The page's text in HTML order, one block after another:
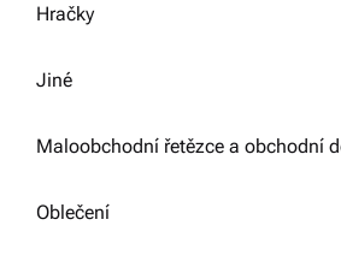
Hračky
Jiné
Maloobchodní řetězce a obchodní
Oblečení